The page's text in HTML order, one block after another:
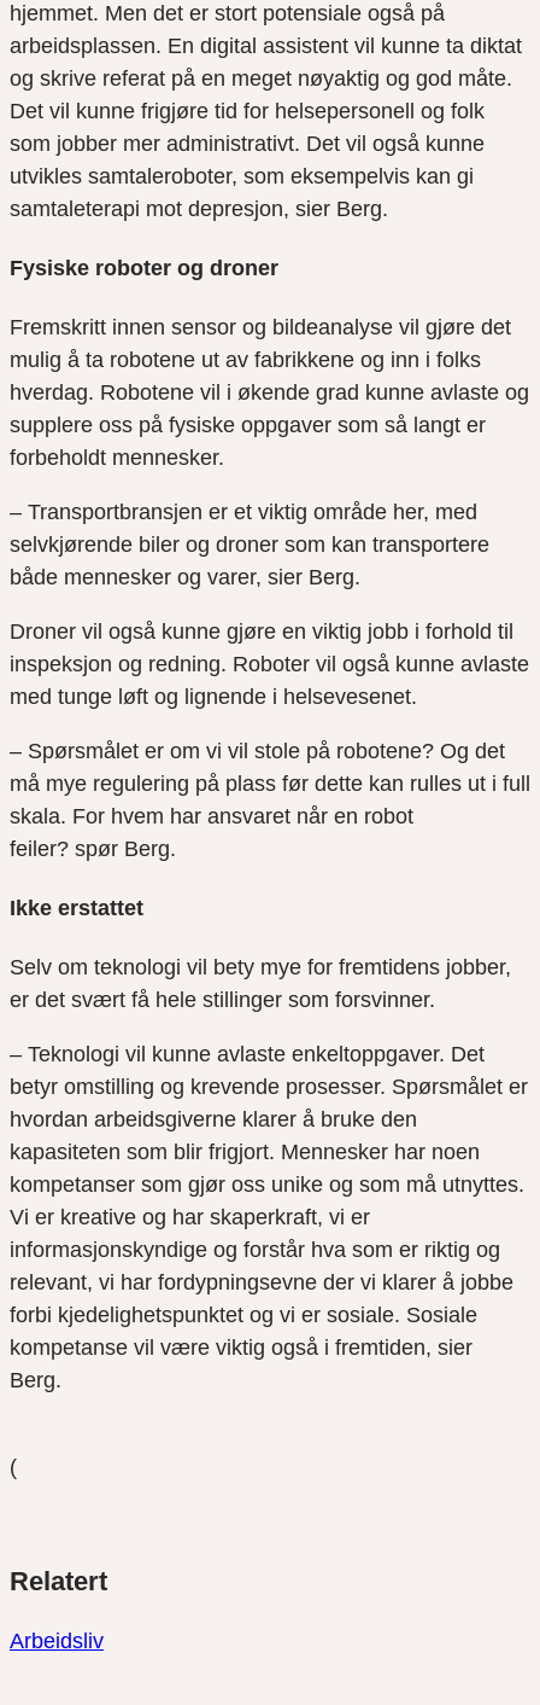
hjemmet. Men det er stort potensiale også på
arbeidsplassen. En digital assistent vil kunne ta diktat
og skrive referat på en meget nøyaktig og god måte.
Det vil kunne frigjøre tid for helsepersonell og folk
som jobber mer administrativt. Det vil også kunne
utvikles samtaleroboter, som eksempelvis kan gi
samtaleterapi mot depresjon, sier Berg.
Fysiske roboter og droner
Fremskritt innen sensor og bildeanalyse vil gjøre det
mulig å ta robotene ut av fabrikkene og inn i folks
hverdag. Robotene vil i økende grad kunne avlaste og
supplere oss på fysiske oppgaver som så langt er
forbeholdt mennesker.
– Transportbransjen er et viktig område her, med
selvkjørende biler og droner som kan transportere
både mennesker og varer, sier Berg.
Droner vil også kunne gjøre en viktig jobb i forhold til
inspeksjon og redning. Roboter vil også kunne avlaste
med tunge løft og lignende i helsevesenet.
– Spørsmålet er om vi vil stole på robotene? Og det
må mye regulering på plass før dette kan rulles ut i full
skala. For hvem har ansvaret når en robot
feiler? spør Berg.
Ikke erstattet
Selv om teknologi vil bety mye for fremtidens jobber,
er det svært få hele stillinger som forsvinner.
– Teknologi vil kunne avlaste enkeltoppgaver. Det
betyr omstilling og krevende prosesser. Spørsmålet er
hvordan arbeidsgiverne klarer å bruke den
kapasiteten som blir frigjort. Mennesker har noen
kompetanser som gjør oss unike og som må utnyttes.
Vi er kreative og har skaperkraft, vi er
informasjonskyndige og forstår hva som er riktig og
relevant, vi har fordypningsevne der vi klarer å jobbe
forbi kjedelighetspunktet og vi er sosiale. Sosiale
kompetanse vil være viktig også i fremtiden, sier
Berg.
(
Del
Del
twitter
Del
facebook
Relatert
Arbeidsliv